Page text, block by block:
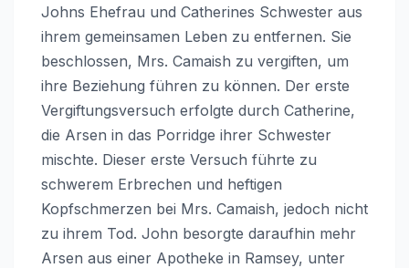
Johns Ehefrau und Catherines Schwester aus
ihrem gemeinsamen Leben zu entfernen. Sie
beschlossen, Mrs. Camaish zu vergiften, um
ihre Beziehung führen zu können. Der erste
Vergiftungsversuch erfolgte durch Catherine,
die Arsen in das Porridge ihrer Schwester
mischte. Dieser erste Versuch führte zu
schwerem Erbrechen und heftigen
Kopfschmerzen bei Mrs. Camaish, jedoch nicht
zu ihrem Tod. John besorgte daraufhin mehr
Arsen aus einer Apotheke in Ramsey, unter